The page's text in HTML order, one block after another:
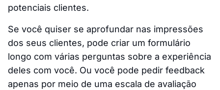
potenciais clientes.
Se você quiser se aprofundar nas impressões
dos seus clientes, pode criar um formulário
longo com várias perguntas sobre a experiência
deles com você. Ou você pode pedir feedback
apenas por meio de uma escala de avaliação